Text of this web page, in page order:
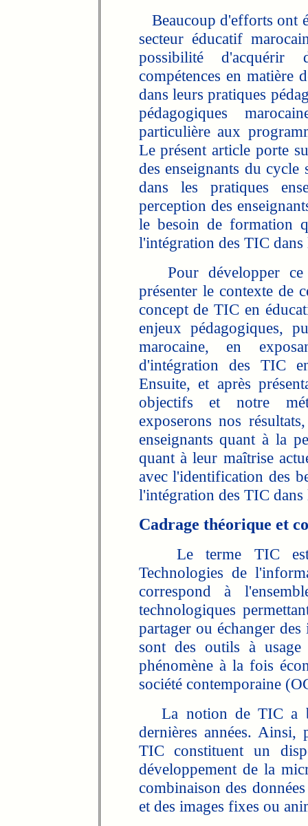
Beaucoup d'efforts ont
secteur éducatif
possibilité d'acquérir
compétences en matière
dans leurs pratiques
pédagogiques
particulière aux
Le présent article porte
des enseignants du
dans les pratiques
perception des
le besoin de formation
l'intégration des TIC
Pour développer ce
présenter le contexte de
concept de TIC en
enjeux pédagogiques,
marocaine, en
d'intégration des TIC
Ensuite, et après
objectifs et notre
exposerons nos
enseignants quant à la
quant à leur maîtrise
avec l'identification des
l'intégration des TIC
Cadrage théorique et
Le terme TIC est
Technologies de
correspond à
technologiques
partager ou échanger
sont des outils à
phénomène à la fois
société contemporaine
La notion de TIC a
dernières années.
TIC constituent un
développement de la
combinaison des
et des images fixes ou